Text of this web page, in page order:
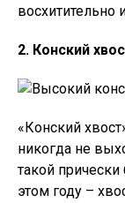
восхитительно
2. Конский
«Конский
никогда не
такой прически
этом году –